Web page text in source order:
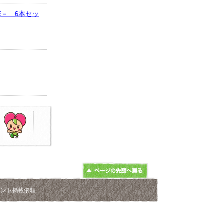
－ 6本セッ
ト掲載依頼